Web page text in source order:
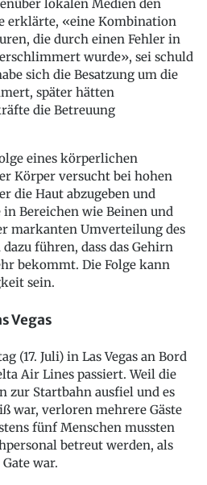
lokalen Medien den
erklärte, «eine Kombination
die durch einen Fehler in
wurde», sei schuld
sich die Besatzung um die
später hätten
die Betreuung
eines körperlichen
Körper versucht bei hohen
die Haut abzugeben und
Bereichen wie Beinen und
markanten Umverteilung des
führen, dass das Gehirn
bekommt. Die Folge kann
sein.
Vegas
(17. Juli) in Las Vegas an Bord
Air Lines passiert. Weil die
zur Startbahn ausfiel und es
war, verloren mehrere Gäste
fünf Menschen mussten
betreut werden, als
war.